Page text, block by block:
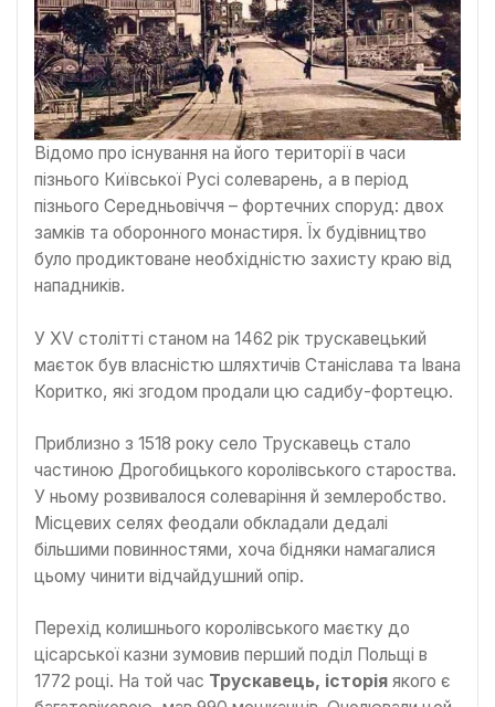
Відомо про існування на його території в часи
пізнього Київської Русі солеварень, а в період
пізнього Середньовіччя – фортечних споруд: двох
замків та оборонного монастиря. Їх будівництво
було продиктоване необхідністю захисту краю від
нападників.
У XV столітті станом на 1462 рік трускавецький
маєток був власністю шляхтичів Станіслава та Івана
Коритко, які згодом продали цю садибу-фортецю.
Приблизно з 1518 року село Трускавець стало
частиною Дрогобицького королівського староства.
У ньому розвивалося солеваріння й землеробство.
Місцевих селях феодали обкладали дедалі
більшими повинностями, хоча бідняки намагалися
цьому чинити відчайдушний опір.
Перехід колишнього королівського маєтку до
цісарської казни зумовив перший поділ Польщі в
1772 році. На той час Трускавець, історія якого є